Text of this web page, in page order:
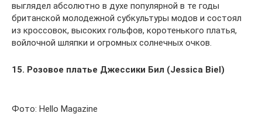
выглядел абсолютно в духе популярной в те годы
британской молодежной субкультуры модов и состоял
из кроссовок, высоких гольфов, коротенького платья,
войлочной шляпки и огромных солнечных очков.
15. Розовое платье Джессики Бил (Jessica Biel)
Фото: Hello Magazine